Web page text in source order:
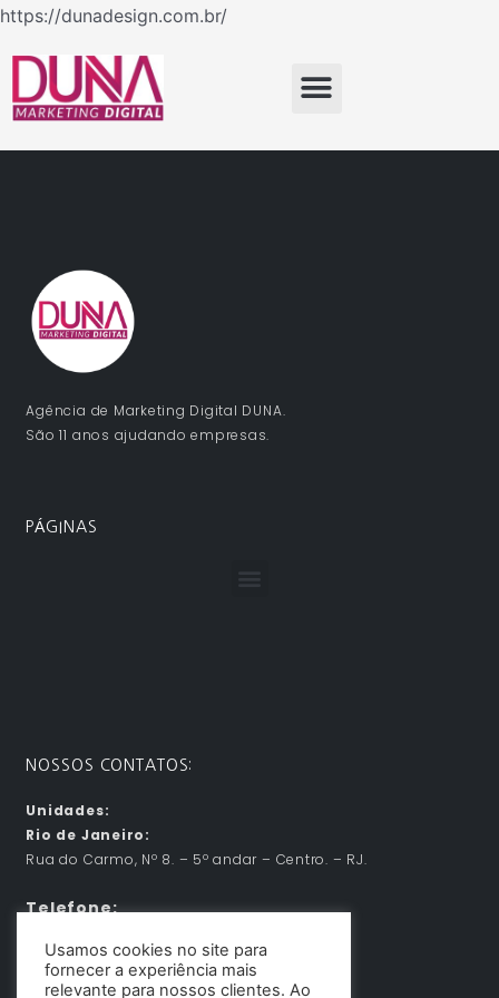
https://dunadesign.com.br/Ir
Menu
Agência de Marketing Digital DUNA.
São 11 anos ajudando empresas.
PÁGINAS
NOSSOS CONTATOS:
Unidades:
Rio de Janeiro:
Rua do Carmo, Nº 8. – 5º andar – Centro. – RJ.
Telefone:
21 – 96901-1221
Email:contato@dunadesign.com.br
Usamos cookies no site para
fornecer a experiência mais
relevante para nossos clientes. Ao